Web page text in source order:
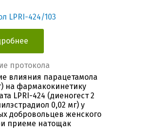
LPRI-424/103
протокола
влияния парацетамола
на фармакокинетику
LPRI-424 (диеногест 2
0,02 мг) у
добровольцев женского
приеме натощак